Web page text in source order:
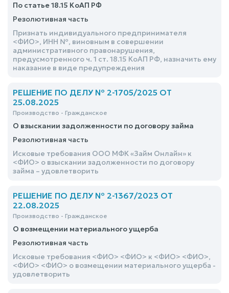
По статье 18.15 КоАП РФ
Резолютивная часть
Признать индивидуального предпринимателя
<ФИО>, ИНН №, виновным в совершении
административного правонарушения,
предусмотренного ч. 1 ст. 18.15 КоАП РФ, назначить ему
наказание в виде предупреждения
РЕШЕНИЕ ПО ДЕЛУ № 2-1705/2025 ОТ
25.08.2025
Производство - Гражданское
О взыскании задолженности по договору займа
Резолютивная часть
Исковые требования ООО МФК «Займ Онлайн» к
<ФИО> о взыскании задолженности по договору
займа – удовлетворить
РЕШЕНИЕ ПО ДЕЛУ № 2-1367/2023 ОТ
22.08.2025
Производство - Гражданское
О возмещении материального ущерба
Резолютивная часть
Исковые требования <ФИО> <ФИО> к <ФИО> <ФИО>,
<ФИО> <ФИО> о возмещении материального ущерба -
удовлетворить